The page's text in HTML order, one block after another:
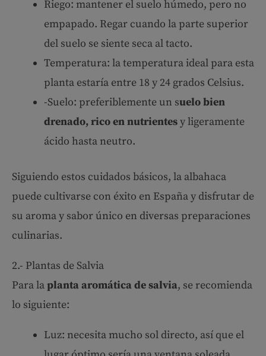
Riego: mantener el suelo húmedo, pero no
empapado. Regar cuando la parte superior
del suelo se siente seca al tacto.
Temperatura: la temperatura ideal para esta
planta estaría entre 18 y 24 grados Celsius.
-Suelo: preferiblemente un suelo bien
drenado, rico en nutrientesy ligeramente
ácido hasta neutro.
Siguiendo estos cuidados básicos, la albahaca
puede cultivarse con éxito en España y disfrutar de
su aroma y sabor único en diversas preparaciones
culinarias.
2.- Plantas de Salvia
Para laplanta aromática de salvia, se recomienda
lo siguiente:
Luz: necesita mucho sol directo, así que el